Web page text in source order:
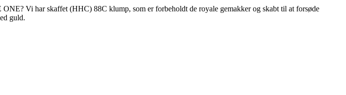
Vi har skaffet (HHC) 88C klump, som er forbeholdt de royale gemakker og skabt til at forsøde
guld.